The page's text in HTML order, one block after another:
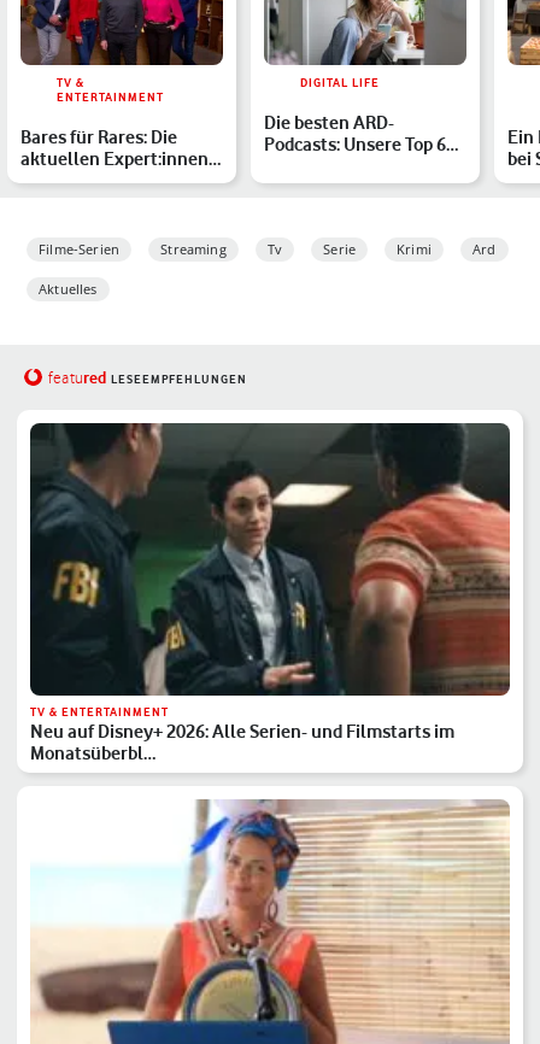
TV &
ENTERTAINMENT
Bares für Rares: Die
aktuellen Expert:innen
in der Übersicht
DIGITAL LIFE
Die besten ARD-
Podcasts: Unsere Top 6
Kinderserien-…
Ein
bei
Filme-Serien Streaming Tv Serie Krimi Ard
Aktuelles
featured LESEEMPFEHLUNGEN
TV & ENTERTAINMENT
Neu auf Disney+ 2026: Alle Serien- und Filmstarts im
Monatsüberbl…